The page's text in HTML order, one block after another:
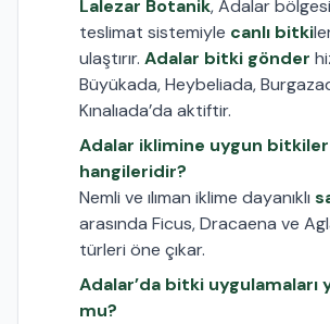
Lalezar Botanik, Adalar
teslimat sistemiyle canlı bitki
ulaştırır. Adalar bitki gönder
Büyükada, Heybeliada,
Kınalıada’da aktiftir.
Adalar iklimine uygun bitkiler
hangileridir?
Nemli ve ılıman iklime dayanıklı
arasında Ficus, Dracaena ve
türleri öne çıkar.
Adalar’da bitki uygulamaları
mu?